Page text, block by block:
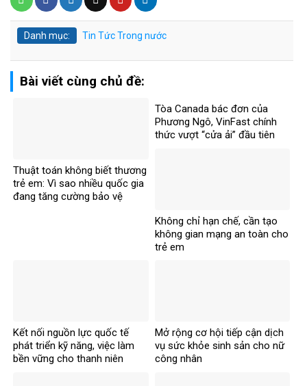
Danh mục: Tin TứcTrong nước
Bài viết cùng chủ đề:
Thuật toán không biết thương
trẻ em: Vì sao nhiều quốc gia
đang tăng cường bảo vệ
Tòa Canada bác đơn của
Phương Ngô, VinFast chính
thức vượt “cửa ải” đầu tiên
Không chỉ hạn chế, cần tạo
không gian mạng an toàn cho
trẻ em
Kết nối nguồn lực quốc tế
phát triển kỹ năng, việc làm
bền vững cho thanh niên
Mở rộng cơ hội tiếp cận dịch
vụ sức khỏe sinh sản cho nữ
công nhân